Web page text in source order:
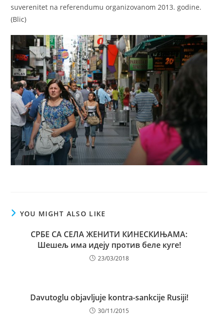
suverenitet na referendumu organizovanom 2013. godine.
(Blic)
YOU MIGHT ALSO LIKE
СРБЕ СА СЕЛА ЖЕНИТИ КИНЕСКИЊАМА:
Шешељ има идеју против беле куге!
23/03/2018
Davutoglu objavljuje kontra-sankcije Rusiji!
30/11/2015